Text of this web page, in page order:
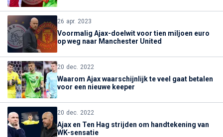
26 apr. 2023
Voormalig Ajax-doelwit voor tien miljoen euro
op weg naar Manchester United
20 dec. 2022
Waarom Ajax waarschijnlijk te veel gaat betalen
voor een nieuwe keeper
20 dec. 2022
Ajax en Ten Hag strijden om handtekening van
WK-sensatie